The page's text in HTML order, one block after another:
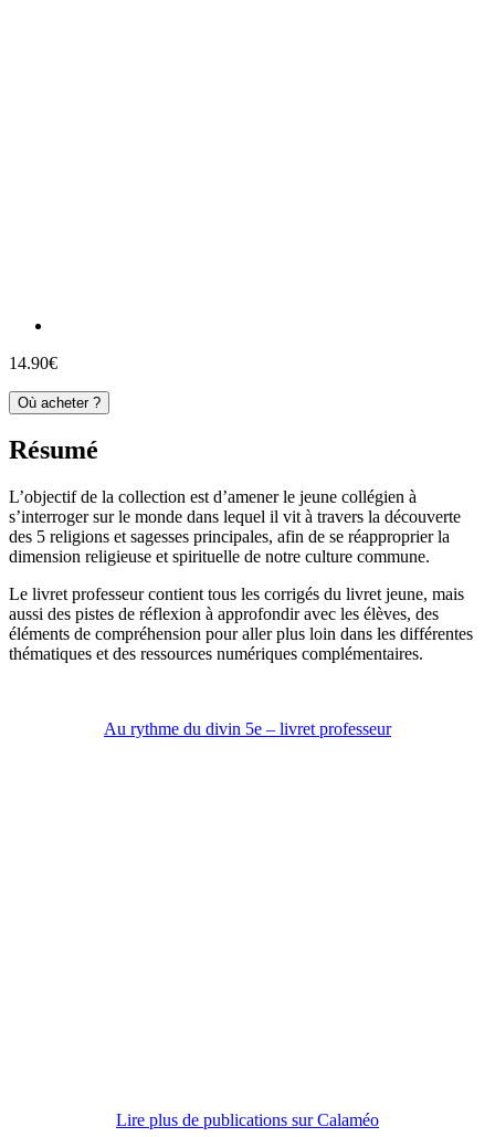
14.90€
Où acheter ?
Résumé
L’objectif de la collection est d’amener le jeune collégien à
s’interroger sur le monde dans lequel il vit à travers la découverte
des 5 religions et sagesses principales, afin de se réapproprier la
dimension religieuse et spirituelle de notre culture commune.
Le livret professeur contient tous les corrigés du livret jeune, mais
aussi des pistes de réflexion à approfondir avec les élèves, des
éléments de compréhension pour aller plus loin dans les différentes
thématiques et des ressources numériques complémentaires.
Au rythme du divin 5e – livret professeur
Lire plus de publications sur Calaméo